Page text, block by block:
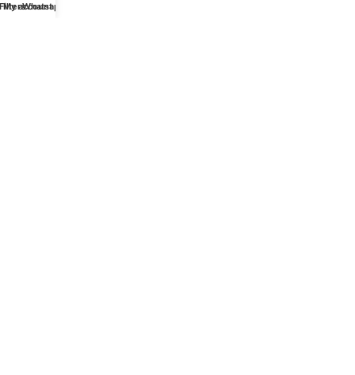
Blog
My account
Whatsapp